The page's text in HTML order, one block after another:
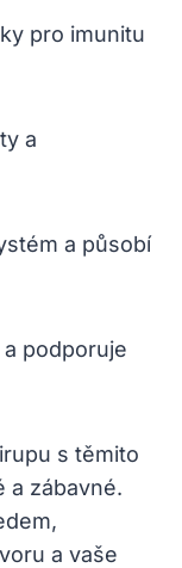
pro imunitu
a
a působí
podporuje
s těmito
a zábavné.
a vaše